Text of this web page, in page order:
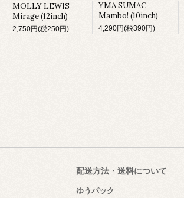
MOLLY LEWIS
Mirage (12inch)
2,750円(税250円)
YMA SUMAC
Mambo! (10inch)
4,290円(税390円)
配送方法・送料について
ゆうパック